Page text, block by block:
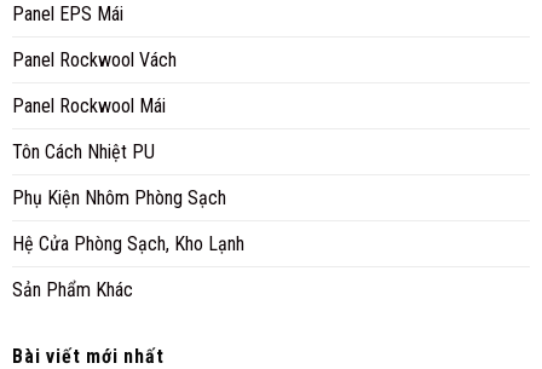
Panel EPS Mái
Panel Rockwool Vách
Panel Rockwool Mái
Tôn Cách Nhiệt PU
Phụ Kiện Nhôm Phòng Sạch
Hệ Cửa Phòng Sạch, Kho Lạnh
Sản Phẩm Khác
Bài viết mới nhất